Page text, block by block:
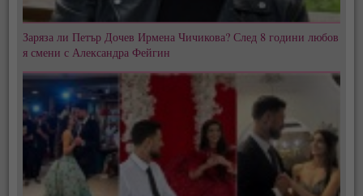
Заряза ли Петър Дочев Ирмена Чичикова? След 8 години любов
я смени с Александра Фейгин